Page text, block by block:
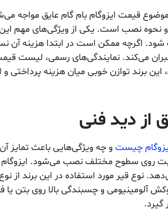
قیمت ایزوگام بام گام عایق مواجه
و نحوه نصب است. یکی از ویژگی‌های مهم
ممکن است در ابتدا هزینه آن
می‌کند. نمایندگی‌های رسمی، لیست
این برند توازن خوبی میان هزینه
از دید فنی
چیست و چه ویژگی‌هایی باعث تمایز
سطوح مختلف نصب می‌شود. ایزوگام بام
نوع قیر مورد استفاده در این برند از
آلومینیومی و چسبندگی بالا روی بتن
گیرد.